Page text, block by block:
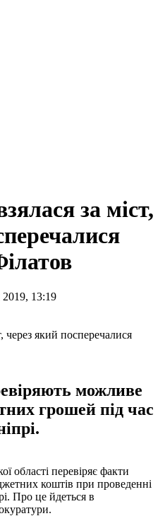
за міст,
13:19
можливе
грошей під час
області перевіряє факти
коштів при проведенні
Про це йдеться в